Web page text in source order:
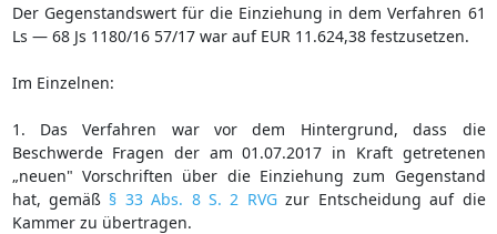
Der Gegenstandswert für die Einziehung in dem Verfahren 61
Ls — 68 Js 1180/16 57/17 war auf EUR 11.624,38 festzusetzen.
Im Einzelnen:
1. Das Verfahren war vor dem Hintergrund, dass die
Beschwerde Fragen der am 01.07.2017 in Kraft getretenen
„neuen" Vorschriften über die Einziehung zum Gegenstand
hat, gemäß § 33 Abs. 8 S. 2 RVGzur Entscheidung auf die
Kammer zu übertragen.